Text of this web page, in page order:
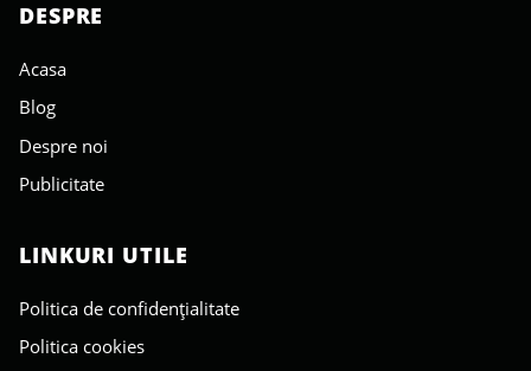
DESPRE
Acasa
Blog
Despre noi
Publicitate
LINKURI UTILE
Politica de confidențialitate
Politica cookies